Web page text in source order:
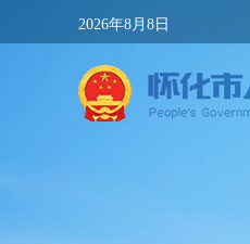
2026年8月8日